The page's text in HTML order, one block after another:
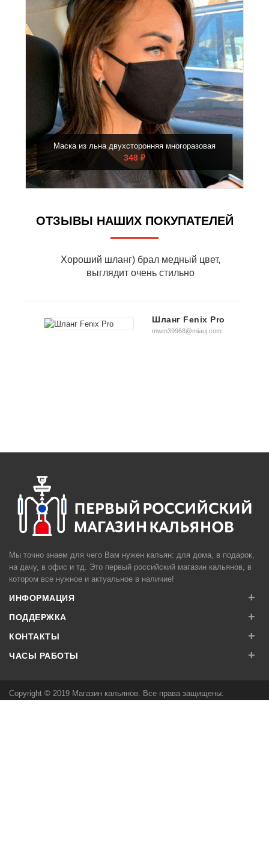
Маска из льна двухсторонняя многоразовая
348 ₽
ОТЗЫВЫ НАШИХ ПОКУПАТЕЛЕЙ
Хороший шланг) брал медный цвет,
выглядит очень стильно
Шланг Fenix Pro
mwm39968@miauj.com
Мы точно знаем для чего Вам нужен кальян: для дома, в подарок,
на дачу, в офис и тд. Это первый российский магазин кальянов, в
котором все нужное и актуальное в наличие!
ИНФОРМАЦИЯ +
ПОДДЕРЖКА +
КОНТАКТЫ +
ЧАСЫ РАБОТЫ +
Copyright © 2019 Магазин кальянов. Все права защищены.